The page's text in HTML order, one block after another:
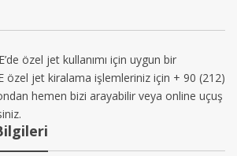
özel jet kullanımı için uygun bir
özel jet kiralama işlemleriniz için + 90 (212)
hemen bizi arayabilir veya online uçuş